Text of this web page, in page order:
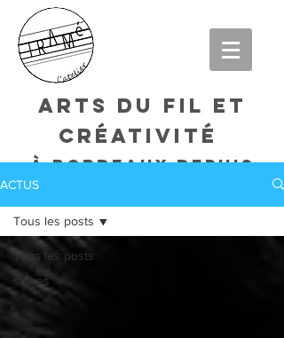
arts du fil et
créativité
à bordeaux DEPUIS
ACTUS
Tous les posts
stages
Tous les posts